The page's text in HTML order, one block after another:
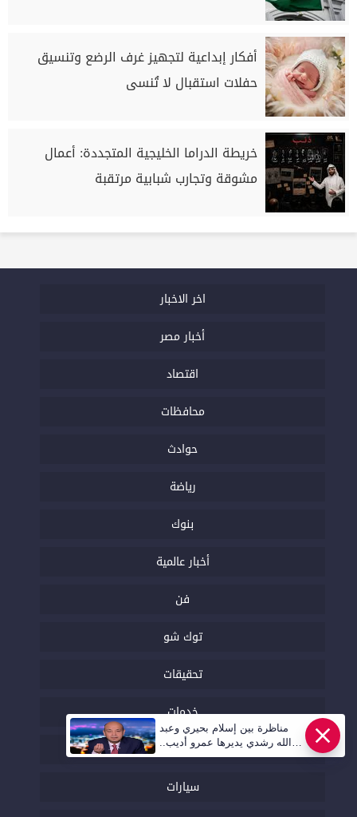
أفكار إبداعية لتجهيز غرف الرضع وتنسيق
حفلات استقبال لا تُنسى
خريطة الدراما الخليجية المتجددة: أعمال
مشوقة وتجارب شبابية مرتقبة
اخر الاخبار
أخبار مصر
اقتصاد
محافظات
حوادث
رياضة
بنوك
أخبار عالمية
فن
توك شو
تحقيقات
خدمات
دين ودنيا
سيارات
مناظرة بين إسلام بحيري وعبد
الله رشدي يديرها عمرو أديب..
قريبا | أهل مصر